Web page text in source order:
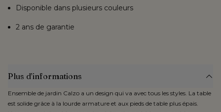
Disponible dans plusieurs couleurs
2 ans de garantie
Plus d’informations
Ensemble de jardin Calzo a un design qui va avec tous les styles. La table
est solide grâce à la lourde armature et aux pieds de table plus épais.